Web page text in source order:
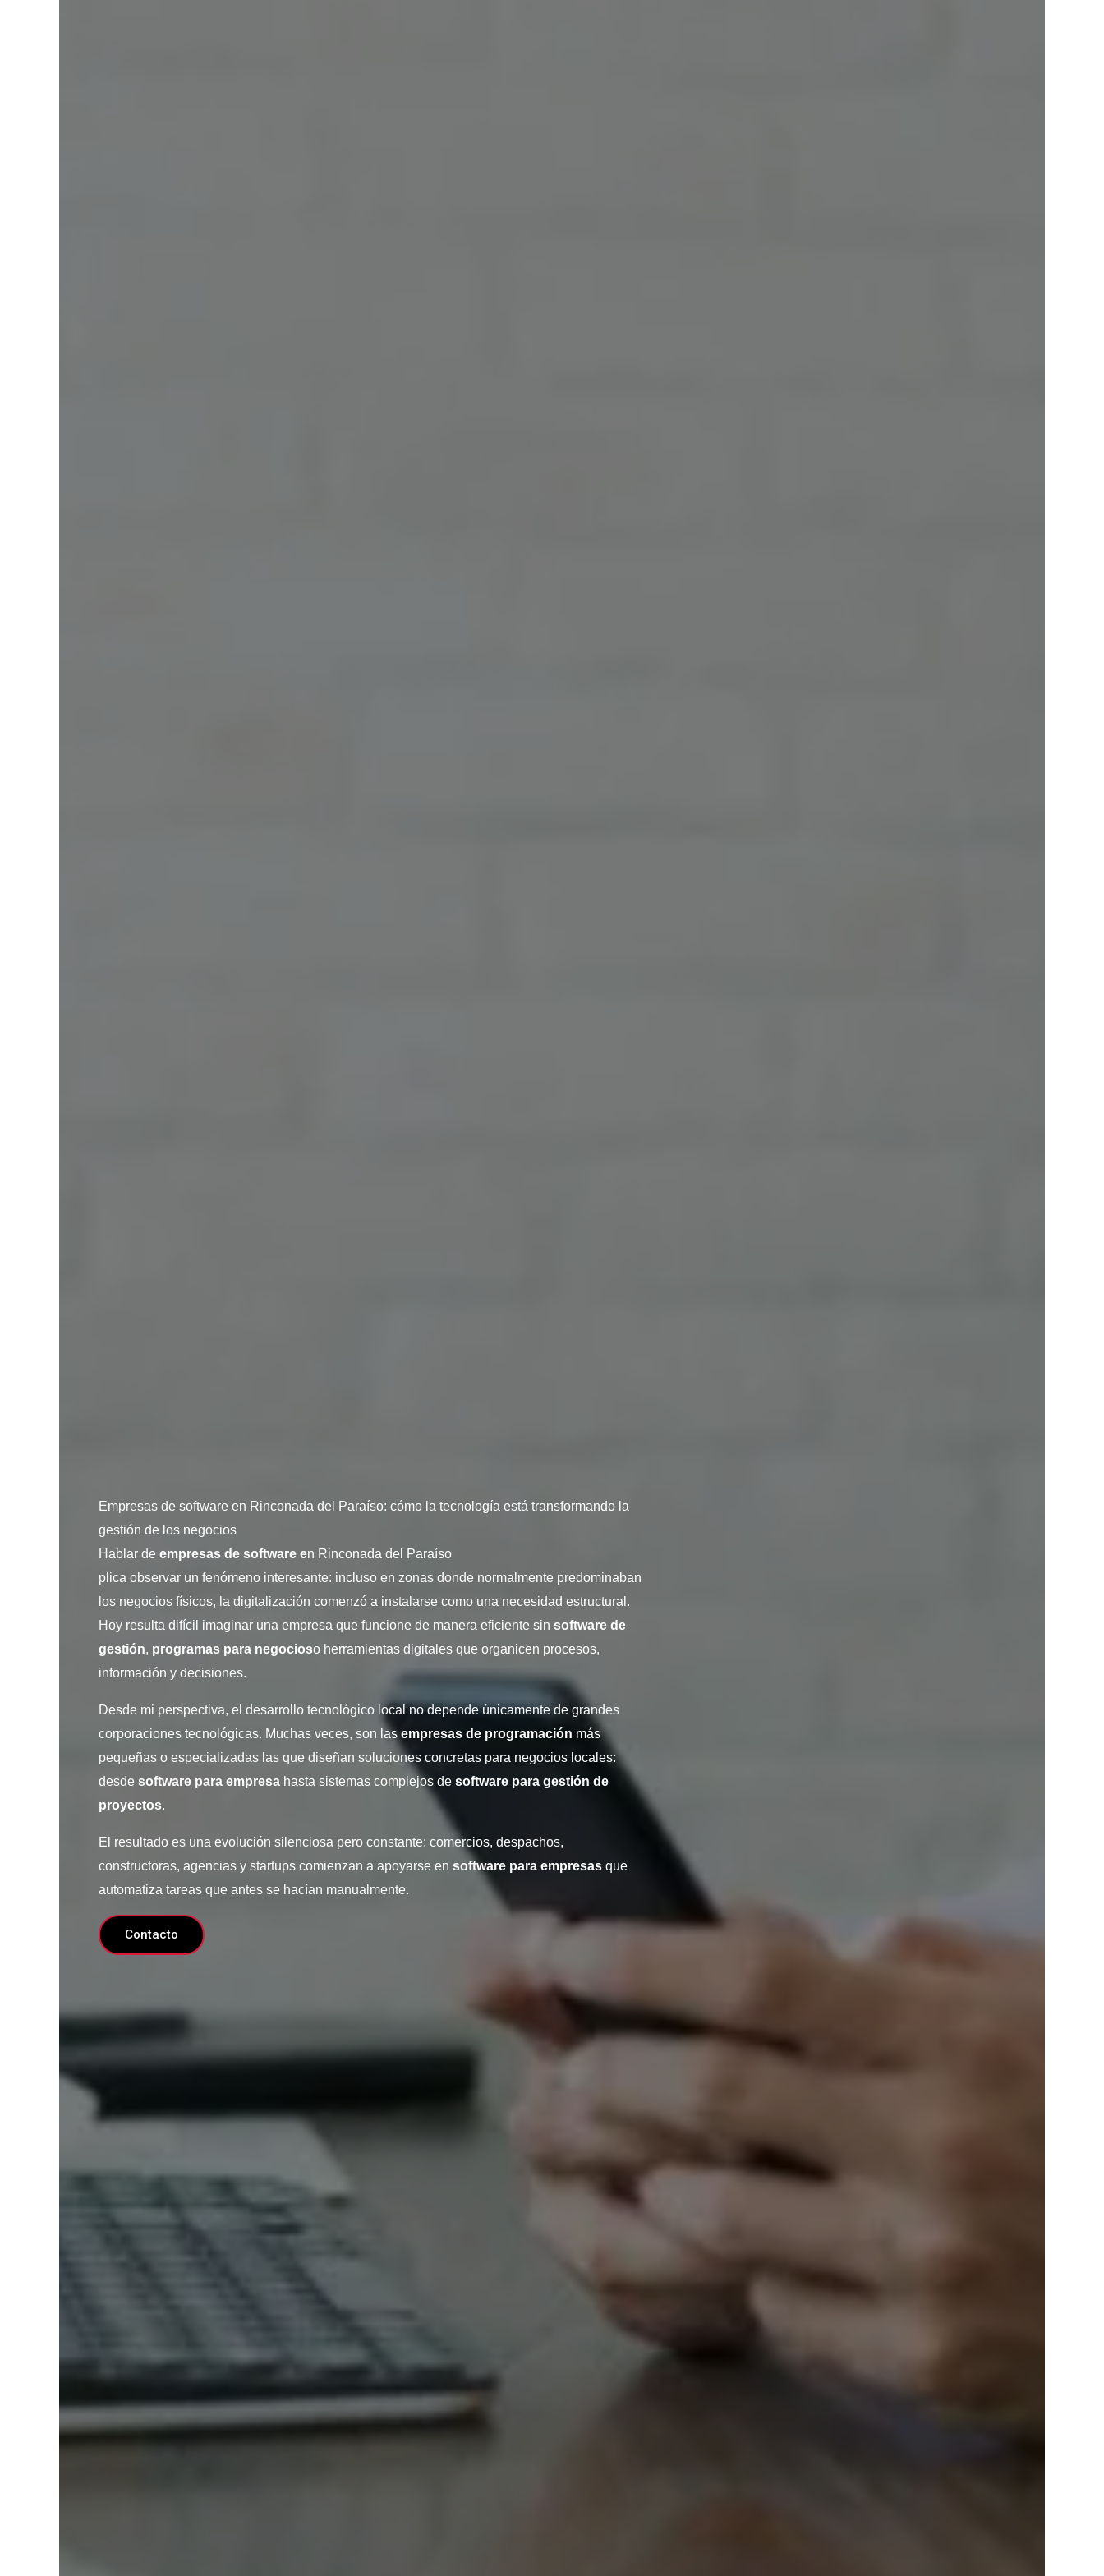
Empresas de software en Rinconada del Paraíso: cómo la tecnología está transformando la
gestión de los negocios
Hablar de empresas de software en Rinconada del Paraíso
plica observar un fenómeno interesante: incluso en zonas donde normalmente predominaban
los negocios físicos, la digitalización comenzó a instalarse como una necesidad estructural.
Hoy resulta difícil imaginar una empresa que funcione de manera eficiente sin software de
gestión, programas para negocioso herramientas digitales que organicen procesos,
información y decisiones.
Desde mi perspectiva, el desarrollo tecnológico local no depende únicamente de grandes
corporaciones tecnológicas. Muchas veces, son lasempresas de programación más
pequeñas o especializadas las que diseñan soluciones concretas para negocios locales:
desde software para empresa hasta sistemas complejos de software para gestión de
proyectos.
El resultado es una evolución silenciosa pero constante: comercios, despachos,
constructoras, agencias y startups comienzan a apoyarse en software para empresas que
automatiza tareas que antes se hacían manualmente.
Contacto